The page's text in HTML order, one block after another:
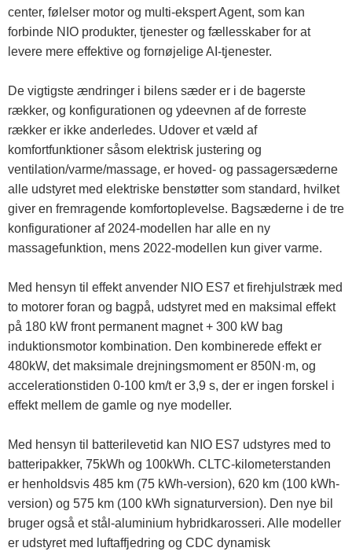
center, følelser motor og multi-ekspert Agent, som kan
forbinde NIO produkter, tjenester og fællesskaber for at
levere mere effektive og fornøjelige AI-tjenester.
De vigtigste ændringer i bilens sæder er i de bagerste
rækker, og konfigurationen og ydeevnen af ​​de forreste
rækker er ikke anderledes. Udover et væld af
komfortfunktioner såsom elektrisk justering og
ventilation/varme/massage, er hoved- og passagersæderne
alle udstyret med elektriske benstøtter som standard, hvilket
giver en fremragende komfortoplevelse. Bagsæderne i de tre
konfigurationer af 2024-modellen har alle en ny
massagefunktion, mens 2022-modellen kun giver varme.
Med hensyn til effekt anvender NIO ES7 et firehjulstræk med
to motorer foran og bagpå, udstyret med en maksimal effekt
på 180 kW front permanent magnet + 300 kW bag
induktionsmotor kombination. Den kombinerede effekt er
480kW, det maksimale drejningsmoment er 850N·m, og
accelerationstiden 0-100 km/t er 3,9 s, der er ingen forskel i
effekt mellem de gamle og nye modeller.
Med hensyn til batterilevetid kan NIO ES7 udstyres med to
batteripakker, 75kWh og 100kWh. CLTC-kilometerstanden
er henholdsvis 485 km (75 kWh-version), 620 km (100 kWh-
version) og 575 km (100 kWh signaturversion). Den nye bil
bruger også et stål-aluminium hybridkarosseri. Alle modeller
er udstyret med luftaffjedring og CDC dynamisk